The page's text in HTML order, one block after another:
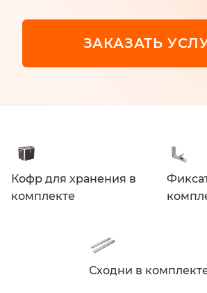
ЗАКАЗАТЬ
Кофр для хранения в
комплекте
Сходни в